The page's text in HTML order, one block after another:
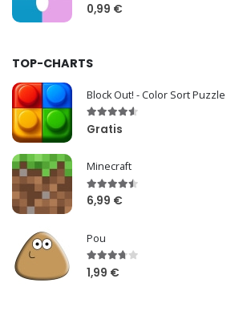
0,99 €
TOP-CHARTS
Block Out! - Color Sort Puzzle
Gratis
Minecraft
6,99 €
Pou
1,99 €